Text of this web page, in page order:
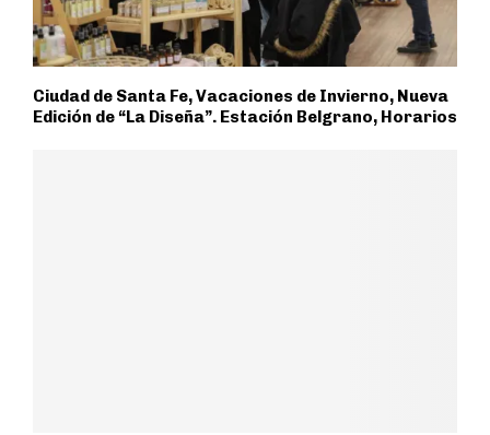
Ciudad de Santa Fe, Vacaciones de Invierno, Nueva
Edición de “La Diseña”. Estación Belgrano, Horarios